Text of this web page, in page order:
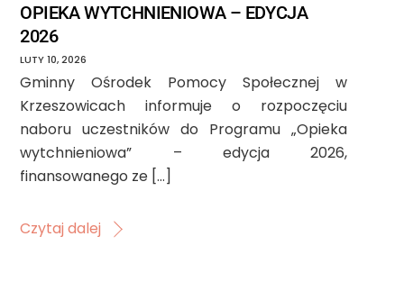
OPIEKA WYTCHNIENIOWA – EDYCJA
2026
LUTY 10,2026
Gminny Ośrodek Pomocy Społecznej w
Krzeszowicach informuje o rozpoczęciu
naboru uczestników do Programu „Opieka
wytchnieniowa” – edycja 2026,
finansowanego ze […]
Czytaj dalej